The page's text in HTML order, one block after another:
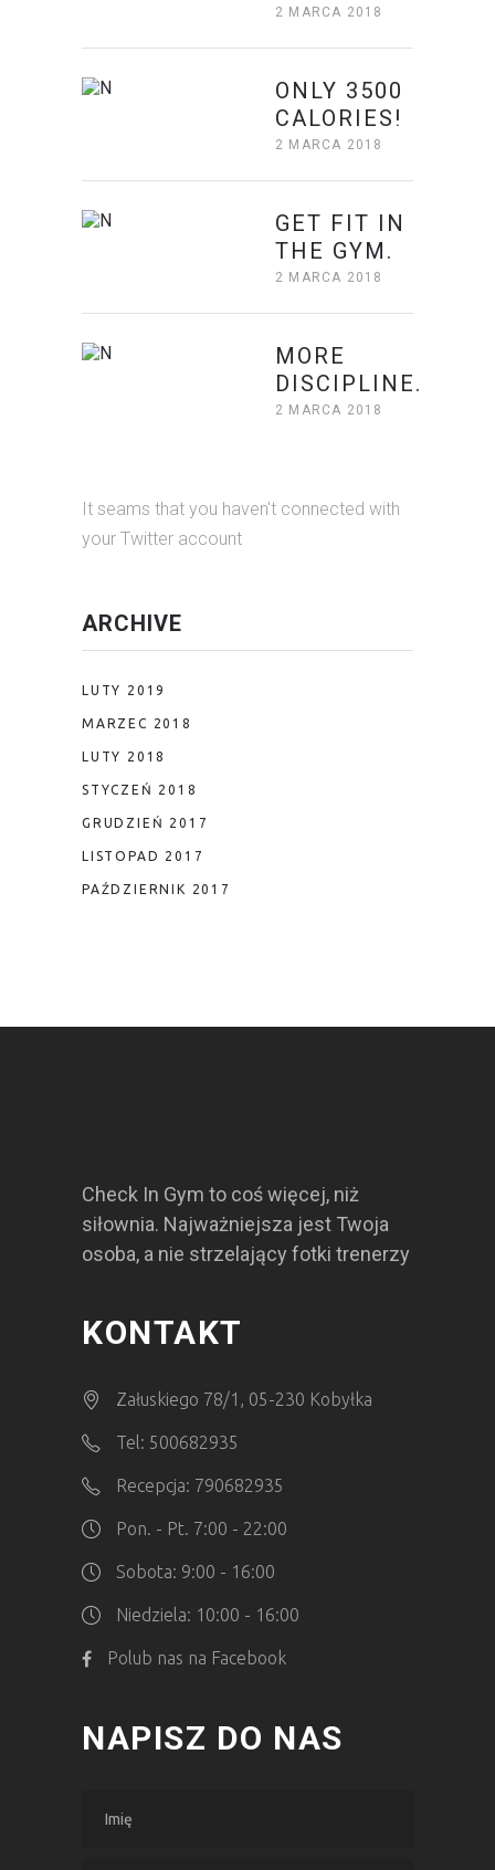
2 MARCA 2018
ONLY 3500
CALORIES!
2 MARCA 2018
GET FIT IN
THE GYM.
2 MARCA 2018
MORE
DISCIPLINE.
2 MARCA 2018
It seams that you haven't connected with
your Twitter account
ARCHIVE
LUTY 2019
MARZEC 2018
LUTY 2018
STYCZEŃ 2018
GRUDZIEŃ 2017
LISTOPAD 2017
PAŹDZIERNIK 2017
Check In Gym to coś więcej, niż
siłownia. Najważniejsza jest Twoja
osoba, a nie strzelający fotki trenerzy
KONTAKT
Załuskiego 78/1, 05-230 Kobyłka
Tel: 500682935
Recepcja: 790682935
Pon. - Pt. 7:00 - 22:00
Sobota: 9:00 - 16:00
Niedziela: 10:00 - 16:00
Polub nas na Facebook
NAPISZ DO NAS